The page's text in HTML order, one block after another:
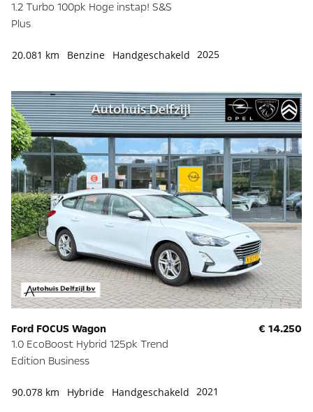
1.2 Turbo 100pk Hoge instap! S&S
Plus
20.081 km Benzine Handgeschakeld 2025
Ford FOCUS Wagon
1.0 EcoBoost Hybrid 125pk Trend
Edition Business
€ 14.250
90.078 km Hybride Handgeschakeld 2021